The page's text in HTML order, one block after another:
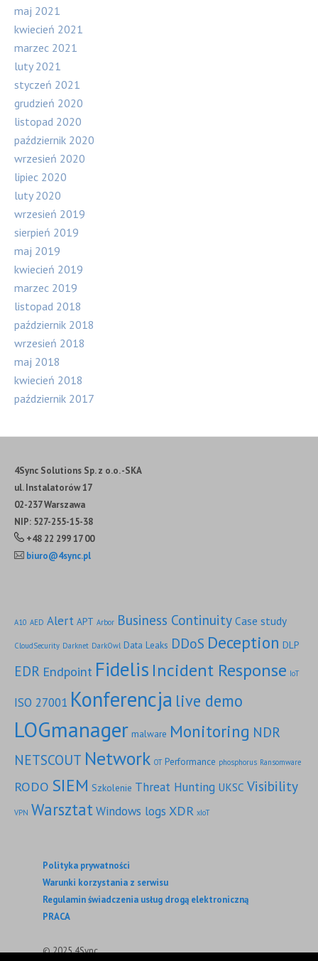
maj 2021
kwiecień 2021
marzec 2021
luty 2021
styczeń 2021
grudzień 2020
listopad 2020
październik 2020
wrzesień 2020
lipiec 2020
luty 2020
wrzesień 2019
sierpień 2019
maj 2019
kwiecień 2019
marzec 2019
listopad 2018
październik 2018
wrzesień 2018
maj 2018
kwiecień 2018
październik 2017
4Sync Solutions Sp. z o.o. -SKA
ul. Instalatorów 17
02-237 Warszawa
NIP: 527-255-15-38
+48 22 299 17 00
biuro@4sync.pl
A10 AED Alert APT Arbor Business Continuity Case study
CloudSecurity Darknet DarkOwl Data Leaks DDoS Deception DLP
EDR Endpoint Fidelis Incident Response IoT
ISO 27001 Konferencja live demo
LOGmanager malware Monitoring NDR
NETSCOUT Network OT Performance phosphorus Ransomware
RODO SIEM Szkolenie Threat Hunting UKSC Visibility
VPN WarsztatWindows logs XDR xIoT
Polityka prywatności
Warunki korzystania z serwisu
Regulamin świadczenia usług drogą elektroniczną
PRACA
© 2025 4Sync